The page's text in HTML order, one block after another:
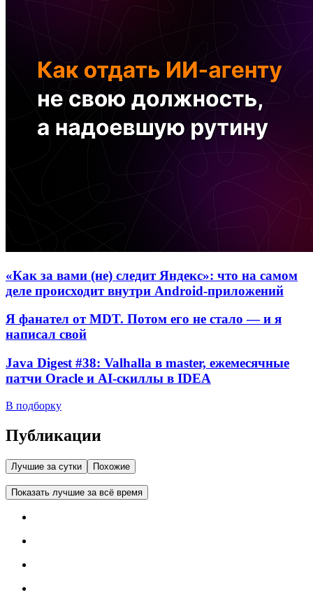
«Как за вами (не) следит Яндекс»: что на самом
деле происходит внутри Android-приложений
Я фанател от MDT. Потом его не стало — и я
написал свой
Java Digest #38: Valhalla в master, ежемесячные
патчи Oracle и AI-скиллы в IDEA
В подборку
Публикации
Лучшие за сутки Похожие
Показать лучшие за всё время